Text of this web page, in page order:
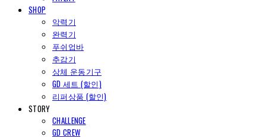
SHOP
악력기
완력기
푸쉬업바
추감기
상체 운동기구
GD 세트 (할인)
리퍼상품 (할인)
STORY
CHALLENGE
GD CREW